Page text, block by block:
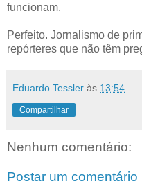
funcionam.
Perfeito. Jornalismo de
repórteres que não têm
Eduardo Tessler às 13:54
Compartilhar
Nenhum comentário:
Postar um comentário